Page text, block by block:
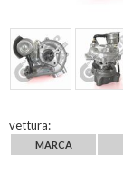
vettura:
MARCA